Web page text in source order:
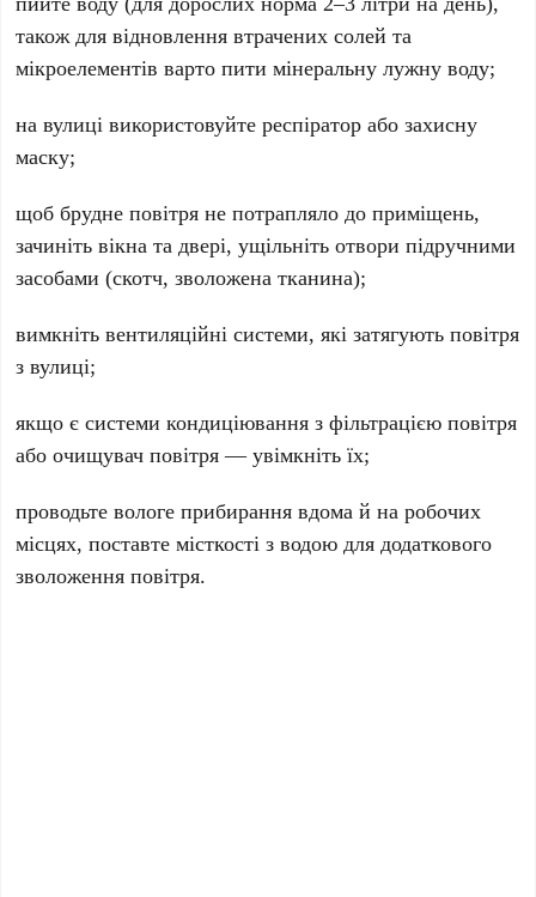
також для відновлення втрачених солей та
мікроелементів варто пити мінеральну лужну воду;
на вулиці використовуйте респіратор або захисну
маску;
щоб брудне повітря не потрапляло до приміщень,
зачиніть вікна та двері, ущільніть отвори підручними
засобами (скотч, зволожена тканина);
вимкніть вентиляційні системи, які затягують повітря
з вулиці;
якщо є системи кондиціювання з фільтрацією повітря
або очищувач повітря — увімкніть їх;
проводьте вологе прибирання вдома й на робочих
місцях, поставте місткості з водою для додаткового
зволоження повітря.